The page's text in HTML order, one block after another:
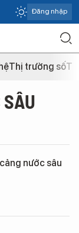
Đăng nhập
Thị trường số
nước sâu